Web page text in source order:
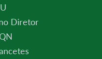
Diretor